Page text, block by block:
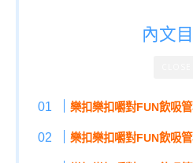
內文
樂扣樂扣嚼對FUN飲吸
樂扣樂扣嚼對FUN飲吸